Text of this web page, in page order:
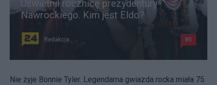
Uświetnił rocznicę prezydentury
Nawrockiego. Kim jest Eldo?
Redakcja 85
Nie żyje Bonnie Tyler. Legendarna gwiazda rocka miała 75